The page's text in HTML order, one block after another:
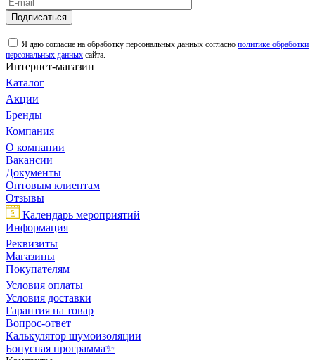
Подписаться
Я даю согласие на обработку персональных данных согласно политике обработки
персональных данных сайта.
Интернет-магазин
Каталог
Акции
Бренды
Компания
О компании
Вакансии
Документы
Оптовым клиентам
Отзывы
Календарь мероприятий
Информация
Реквизиты
Магазины
Покупателям
Условия оплаты
Условия доставки
Гарантия на товар
Вопрос-ответ
Калькулятор шумоизоляции
Бонусная программа✨